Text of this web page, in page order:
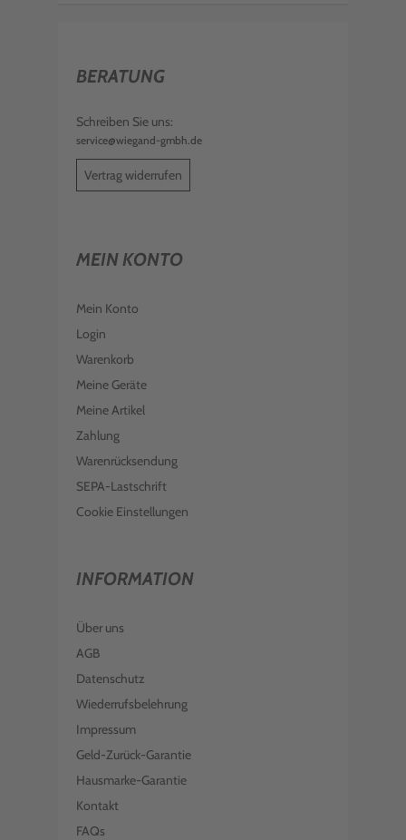
BERATUNG
Schreiben Sie uns:
service@wiegand-gmbh.de
Vertrag widerrufen
MEIN KONTO
Mein Konto
Login
Warenkorb
Meine Geräte
Meine Artikel
Zahlung
Warenrücksendung
SEPA-Lastschrift
Cookie Einstellungen
INFORMATION
Über uns
AGB
Datenschutz
Wiederrufsbelehrung
Impressum
Geld-Zurück-Garantie
Hausmarke-Garantie
Kontakt
FAQs